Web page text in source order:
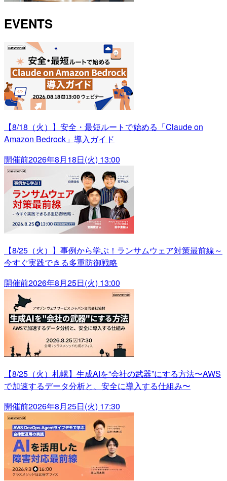
EVENTS
【8/18（火）】安全・最短ルートで始める「Claude on
Amazon Bedrock」導入ガイド
開催前2026年8月18日(火) 13:00
【8/25（火）】事例から学ぶ！ランサムウェア対策最前線～
今すぐ実践できる多重防御戦略
開催前2026年8月25日(火) 13:00
【8/25（火）札幌】生成AIを“会社の武器”にする方法〜AWS
で加速するデータ分析と、安全に導入する仕組み〜
開催前2026年8月25日(火) 17:30